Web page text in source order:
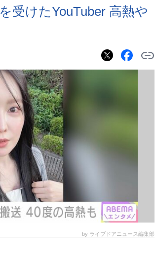
受けたYouTuber 高熱や
by ライブドアニュース編集部